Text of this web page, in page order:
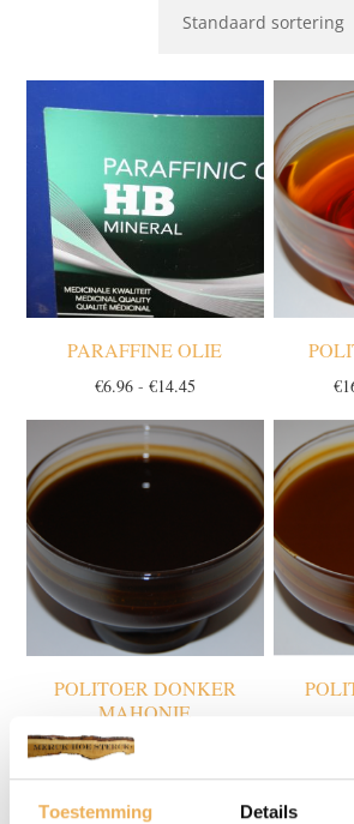
Toestemming Details
PARAFFINE OLIE
€6.96 - €14.45Prijsklasse:
tot
€14.45
€
POLITOER DONKER
MAHONIE
€16.05
€16.05